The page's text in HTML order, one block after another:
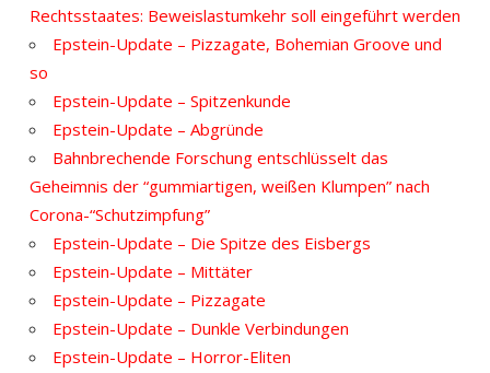
Rechtsstaates: Beweislastumkehr soll eingeführt werden
Epstein-Update – Pizzagate, Bohemian Groove und
so
Epstein-Update – Spitzenkunde
Epstein-Update – Abgründe
Bahnbrechende Forschung entschlüsselt das
Geheimnis der “gummiartigen, weißen Klumpen” nach
Corona-“Schutzimpfung”
Epstein-Update – Die Spitze des Eisbergs
Epstein-Update – Mittäter
Epstein-Update – Pizzagate
Epstein-Update – Dunkle Verbindungen
Epstein-Update – Horror-Eliten